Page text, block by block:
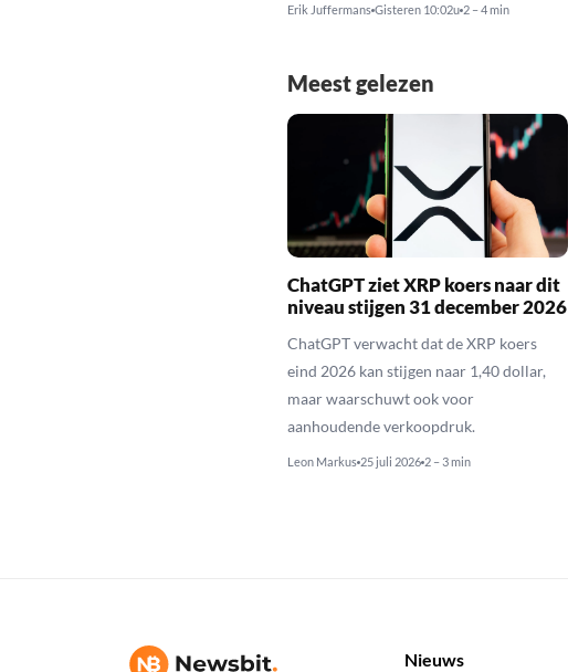
Erik Juffermans Gisteren 10:02u 2 – 4 min
Meest gelezen
ChatGPT ziet XRP koers naar dit
niveau stijgen 31 december 2026
ChatGPT verwacht dat de XRP koers
eind 2026 kan stijgen naar 1,40 dollar,
maar waarschuwt ook voor
aanhoudende verkoopdruk.
Leon Markus 25 juli 2026 2 – 3 min
Nieuws